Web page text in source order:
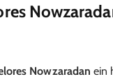
Nowzaradan ein